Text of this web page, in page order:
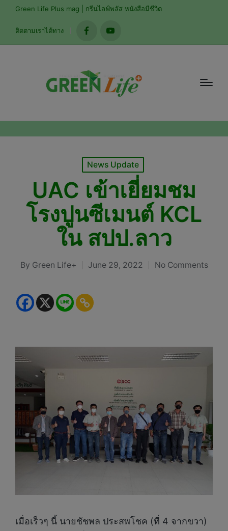
Green Life Plus mag | กรีนไลฟ์พลัส หนังสือมีชีวิต
ติดตามเราได้ทาง
facebookyoutube
Posted
News Update
UAC เข้าเยี่ยมชม
โรงปูนซีเมนต์ KCL
ใน สปป.ลาว
Posted
By Green Life+ June 29, 2022 No Comments
เมื่อเร็วๆ นี้ นายชัชพล ประสพโชค (ที่ 4 จากขวา)
modal-check